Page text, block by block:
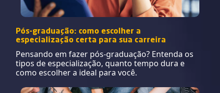
Pós-graduação: como escolher a
especialização certa para sua carreira
Pensando em fazer pós-graduação? Entenda os
tipos de especialização, quanto tempo dura e
como escolher a ideal para você.